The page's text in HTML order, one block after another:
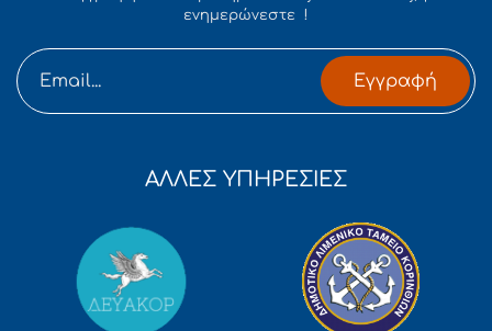
ενημερώνεστε !
Εγγραφή
ΑΛΛΕΣ ΥΠΗΡΕΣΙΕΣ